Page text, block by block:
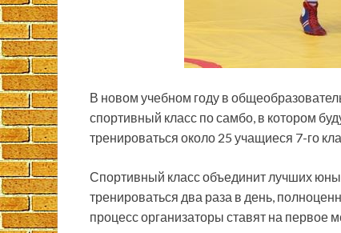
В новом учебном году в
спортивный класс по самбо, в котором
тренироваться около 25 учащиеся 7-го
Спортивный класс объединит лучших
тренироваться два раза в день,
процесс организаторы ставят на первое